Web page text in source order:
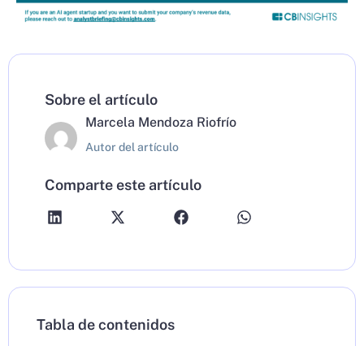
Sobre el artículo
Marcela Mendoza Riofrío
Autor del artículo
Comparte este artículo
Tabla de contenidos